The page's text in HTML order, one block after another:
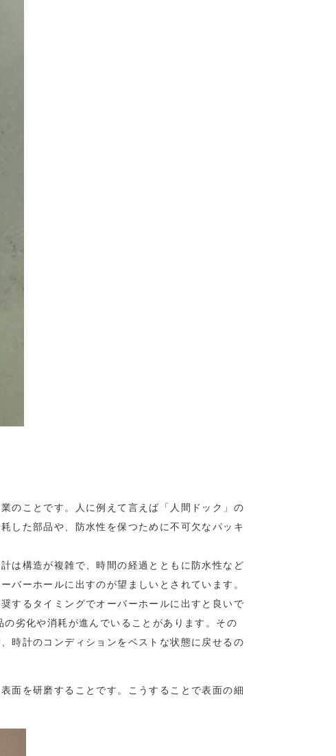
のことです。人に例えて言えば「人間ドック」の
した部品や、防水性を保つために不可欠なパッキ
は構造が複雑で、時間の経過とともに防水性など
バーホールに出すのが望ましいとされています。
するタイミングでオーバーホールに出すと良いで
劣化や消耗が進んでいることがあります。その
時計のコンディションをベストな状態に戻せるの
面を研磨することです。こうすることで表面の細